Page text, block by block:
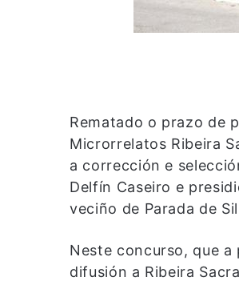
Rematado o prazo de
Microrrelatos Ribeira
a corrección e
Delfín Caseiro e
veciño de Parada de
Neste concurso, que
difusión a Ribeira